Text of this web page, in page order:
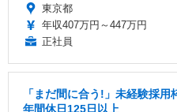
東京都
年収407万円～447万円
正社員
「まだ間に合う!」未経験採
年間休日125日以上